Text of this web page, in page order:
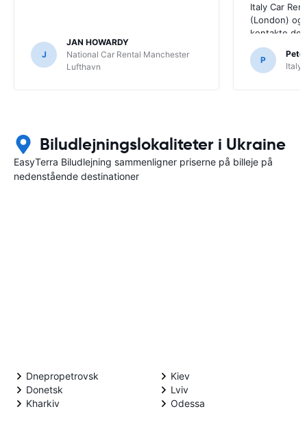
J
JAN HOWARDY
National Car Rental Manchester
Lufthavn
Italy Car
(London) og
kontakte
P
Italy
Biludlejningslokaliteter i Ukraine
EasyTerra Biludlejning sammenligner priserne på billeje på
nedenstående destinationer
Dnepropetrovsk
Donetsk
Kharkiv
Kiev
Lviv
Odessa